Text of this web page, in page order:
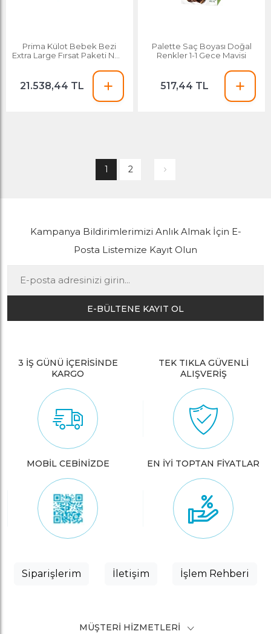
Prima Külot Bebek Bezi
Extra Large Fırsat Paketi No:6
21.538,44 TL
Palette Saç Boyası Doğal
Renkler 1-1 Gece Mavisi
517,44 TL
1 2
Kampanya Bildirimlerimizi Anlık Almak İçin E-
Posta Listemize Kayıt Olun
E-BÜLTENE KAYIT OL
3 İŞ GÜNÜ İÇERİSİNDE
KARGO
TEK TIKLA GÜVENLİ
ALIŞVERİŞ
MOBİL CEBİNİZDE EN İYİ TOPTAN FİYATLAR
Siparişlerim İletişim İşlem Rehberi
MÜŞTERI HIZMETLERI